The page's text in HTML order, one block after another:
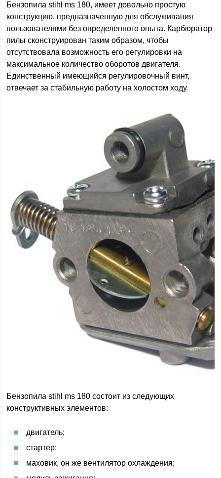
Бензопила stihl ms 180, имеет довольно простую
конструкцию, предназначенную для обслуживания
пользователями без определенного опыта. Карбюратор
пилы сконструирован таким образом, чтобы
отсутствовала возможность его регулировки на
максимальное количество оборотов двигателя.
Единственный имеющийся регулировочный винт,
отвечает за стабильную работу на холостом ходу.
Бензопила stihl ms 180 состоит из следующих
конструктивных элементов:
двигатель;
стартер;
маховик, он же вентилятор охлаждения;